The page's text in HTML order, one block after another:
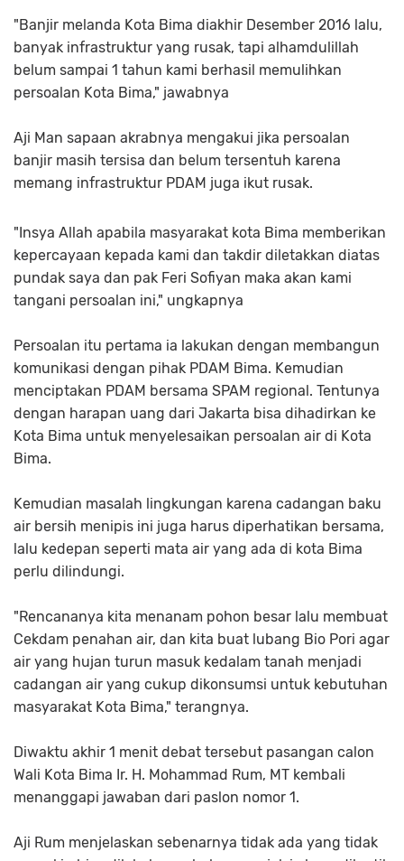
"Banjir melanda Kota Bima diakhir Desember 2016 lalu,
banyak infrastruktur yang rusak, tapi alhamdulillah
belum sampai 1 tahun kami berhasil memulihkan
persoalan Kota Bima," jawabnya
Aji Man sapaan akrabnya mengakui jika persoalan
banjir masih tersisa dan belum tersentuh karena
memang infrastruktur PDAM juga ikut rusak.
"Insya Allah apabila masyarakat kota Bima memberikan
kepercayaan kepada kami dan takdir diletakkan diatas
pundak saya dan pak Feri Sofiyan maka akan kami
tangani persoalan ini," ungkapnya
Persoalan itu pertama ia lakukan dengan membangun
komunikasi dengan pihak PDAM Bima. Kemudian
menciptakan PDAM bersama SPAM regional. Tentunya
dengan harapan uang dari Jakarta bisa dihadirkan ke
Kota Bima untuk menyelesaikan persoalan air di Kota
Bima.
Kemudian masalah lingkungan karena cadangan baku
air bersih menipis ini juga harus diperhatikan bersama,
lalu kedepan seperti mata air yang ada di kota Bima
perlu dilindungi.
"Rencananya kita menanam pohon besar lalu membuat
Cekdam penahan air, dan kita buat lubang Bio Pori agar
air yang hujan turun masuk kedalam tanah menjadi
cadangan air yang cukup dikonsumsi untuk kebutuhan
masyarakat Kota Bima," terangnya.
Diwaktu akhir 1 menit debat tersebut pasangan calon
Wali Kota Bima Ir. H. Mohammad Rum, MT kembali
menanggapi jawaban dari paslon nomor 1.
Aji Rum menjelaskan sebenarnya tidak ada yang tidak